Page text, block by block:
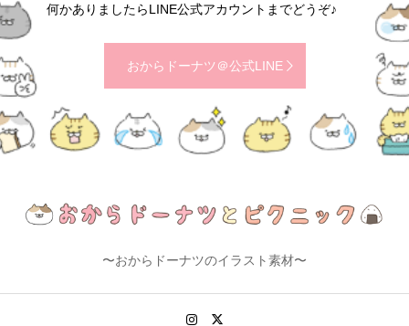
何かありましたらLINE公式アカウントまでどうぞ♪
おからドーナツ＠公式LINE
〜おからドーナツのイラスト素材〜